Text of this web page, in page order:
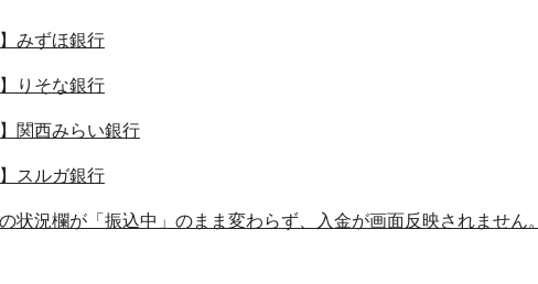
みずほ銀行
りそな銀行
関西みらい銀行
スルガ銀行
状況欄が「振込中」のまま変わらず、入金が画面反映されません。